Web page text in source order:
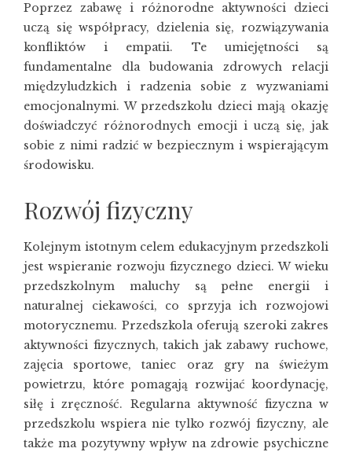
Poprzez zabawę i różnorodne aktywności dzieci
uczą się współpracy, dzielenia się, rozwiązywania
konfliktów i empatii. Te umiejętności są
fundamentalne dla budowania zdrowych relacji
międzyludzkich i radzenia sobie z wyzwaniami
emocjonalnymi. W przedszkolu dzieci mają okazję
doświadczyć różnorodnych emocji i uczą się, jak
sobie z nimi radzić w bezpiecznym i wspierającym
środowisku.
Rozwój fizyczny
Kolejnym istotnym celem edukacyjnym przedszkoli
jest wspieranie rozwoju fizycznego dzieci. W wieku
przedszkolnym maluchy są pełne energii i
naturalnej ciekawości, co sprzyja ich rozwojowi
motorycznemu. Przedszkola oferują szeroki zakres
aktywności fizycznych, takich jak zabawy ruchowe,
zajęcia sportowe, taniec oraz gry na świeżym
powietrzu, które pomagają rozwijać koordynację,
siłę i zręczność. Regularna aktywność fizyczna w
przedszkolu wspiera nie tylko rozwój fizyczny, ale
także ma pozytywny wpływ na zdrowie psychiczne